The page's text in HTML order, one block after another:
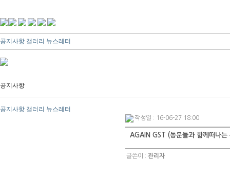
공지사항 갤러리 뉴스레터
공지사항
공지사항 갤러리 뉴스레터
작성일 : 16-06-27 18:00
AGAIN GST (동문들과 함께떠나는
글쓴이 :관리자